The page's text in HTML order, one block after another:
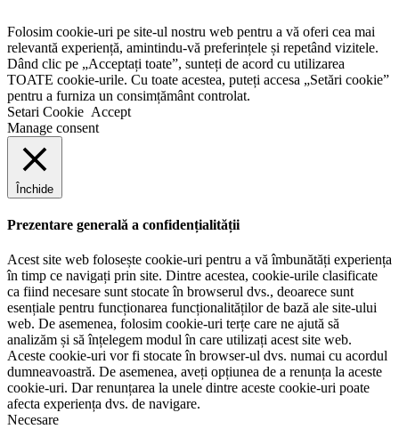
Folosim cookie-uri pe site-ul nostru web pentru a vă oferi cea mai
relevantă experiență, amintindu-vă preferințele și repetând vizitele.
Dând clic pe „Acceptați toate”, sunteți de acord cu utilizarea
TOATE cookie-urile. Cu toate acestea, puteți accesa „Setări cookie”
pentru a furniza un consimțământ controlat.
Setari Cookie Accept
Manage consent
Închide
Prezentare generală a confidențialității
Acest site web folosește cookie-uri pentru a vă îmbunătăți experiența
în timp ce navigați prin site. Dintre acestea, cookie-urile clasificate
ca fiind necesare sunt stocate în browserul dvs., deoarece sunt
esențiale pentru funcționarea funcționalităților de bază ale site-ului
web. De asemenea, folosim cookie-uri terțe care ne ajută să
analizăm și să înțelegem modul în care utilizați acest site web.
Aceste cookie-uri vor fi stocate în browser-ul dvs. numai cu acordul
dumneavoastră. De asemenea, aveți opțiunea de a renunța la aceste
cookie-uri. Dar renunțarea la unele dintre aceste cookie-uri poate
afecta experiența dvs. de navigare.
Necesare